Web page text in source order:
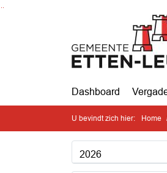
Ga naar de inhoud van deze pagina
Dashboard
U bevindt zich hier: Home
2026